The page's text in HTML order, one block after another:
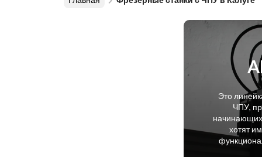
Это
ЧПУ,
начинающих
хотят